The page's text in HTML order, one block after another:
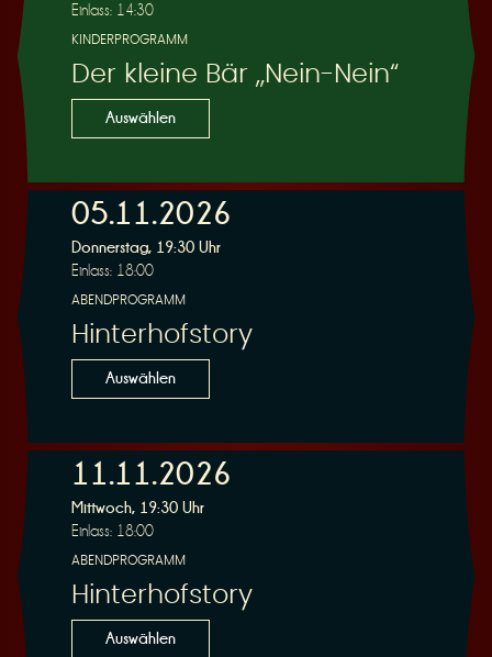
Einlass: 14:30
KINDERPROGRAMM
Der kleine Bär „Nein-Nein“
Auswählen
05.11.2026
Donnerstag, 19:30 Uhr
Einlass: 18:00
ABENDPROGRAMM
Hinterhofstory
Auswählen
11.11.2026
Mittwoch, 19:30 Uhr
Einlass: 18:00
ABENDPROGRAMM
Hinterhofstory
Auswählen